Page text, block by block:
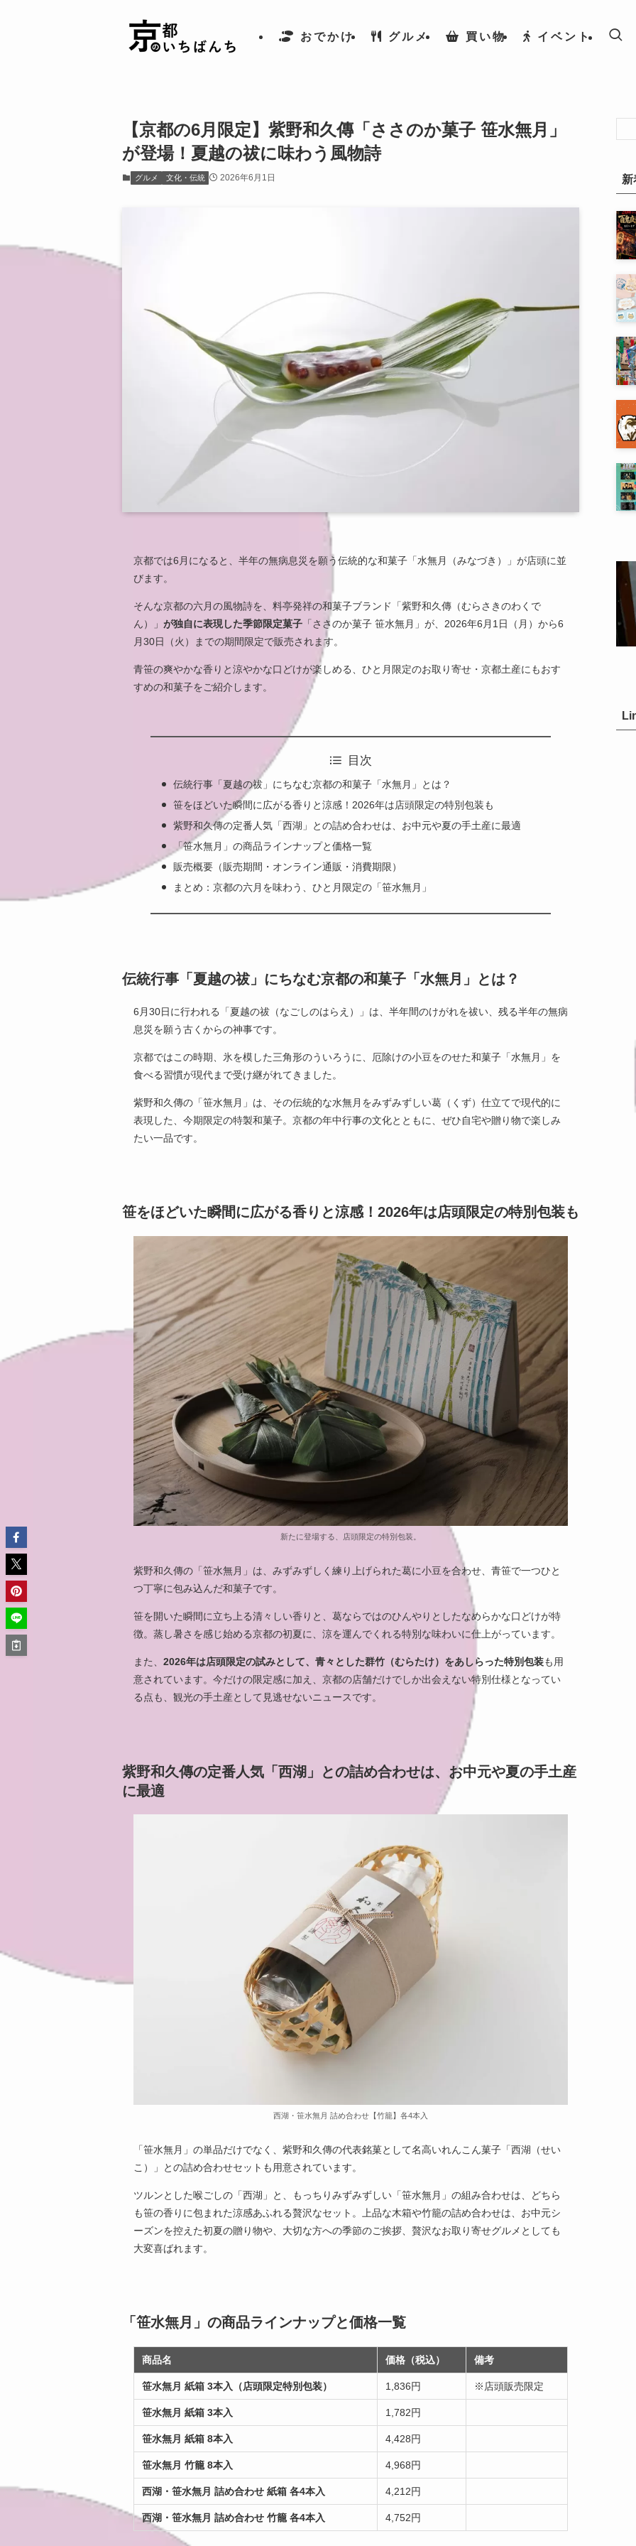
おでかけ グルメ 買い物 イベント
【京都の6月限定】紫野和久傳「ささのか菓子 笹水無月」
が登場！夏越の祓に味わう風物詩
グルメ 文化・伝統 2026年6月1日
京都では6月になると、半年の無病息災を願う伝統的な和菓子「水無月（みなづき）」が店頭に並
びます。
そんな京都の六月の風物詩を、料亭発祥の和菓子ブランド「紫野和久傳（むらさきのわくで
ん）」 が独自に表現した季節限定菓子 「ささのか菓子 笹水無月」が、2026年6月1日（月）から6
月30日（火）までの期間限定で販売されます。
青笹の爽やかな香りと涼やかな口どけが楽しめる、ひと月限定のお取り寄せ・京都土産にもおす
すめの和菓子をご紹介します。
目次
伝統行事「夏越の祓」にちなむ京都の和菓子「水無月」とは？
笹をほどいた瞬間に広がる香りと涼感！2026年は店頭限定の特別包装も
紫野和久傳の定番人気「西湖」との詰め合わせは、お中元や夏の手土産に最適
「笹水無月」の商品ラインナップと価格一覧
販売概要（販売期間・オンライン通販・消費期限）
まとめ：京都の六月を味わう、ひと月限定の「笹水無月」
伝統行事「夏越の祓」にちなむ京都の和菓子「水無月」とは？
6月30日に行われる「夏越の祓（なごしのはらえ）」は、半年間のけがれを祓い、残る半年の無病
息災を願う古くからの神事です。
京都ではこの時期、氷を模した三角形のういろうに、厄除けの小豆をのせた和菓子「水無月」を
食べる習慣が現代まで受け継がれてきました。
紫野和久傳の「笹水無月」は、その伝統的な水無月をみずみずしい葛（くず）仕立てで現代的に
表現した、今期限定の特製和菓子。京都の年中行事の文化とともに、ぜひ自宅や贈り物で楽しみ
たい一品です。
笹をほどいた瞬間に広がる香りと涼感！2026年は店頭限定の特別包装も
新たに登場する、店頭限定の特別包装。
紫野和久傳の「笹水無月」は、みずみずしく練り上げられた葛に小豆を合わせ、青笹で一つひと
つ丁寧に包み込んだ和菓子です。
笹を開いた瞬間に立ち上る清々しい香りと、葛ならではのひんやりとしたなめらかな口どけが特
徴。蒸し暑さを感じ始める京都の初夏に、涼を運んでくれる特別な味わいに仕上がっています。
また、 2026年は店頭限定の試みとして、青々とした群竹（むらたけ）をあしらった特別包装も用
意されています。今だけの限定感に加え、京都の店舗だけでしか出会えない特別仕様となってい
る点も、観光の手土産として見逃せないニュースです。
紫野和久傳の定番人気「西湖」との詰め合わせは、お中元や夏の手土産
に最適
西湖・笹水無月 詰め合わせ【竹籠】各4本入
「笹水無月」の単品だけでなく、紫野和久傳の代表銘菓として名高いれんこん菓子「西湖（せい
こ）」との詰め合わせセットも用意されています。
ツルンとした喉ごしの「西湖」と、もっちりみずみずしい「笹水無月」の組み合わせは、どちら
も笹の香りに包まれた涼感あふれる贅沢なセット。上品な木箱や竹籠の詰め合わせは、お中元シ
ーズンを控えた初夏の贈り物や、大切な方への季節のご挨拶、贅沢なお取り寄せグルメとしても
大変喜ばれます。
「笹水無月」の商品ラインナップと価格一覧
商品名 価格（税込） 備考
笹水無月 紙箱 3本入（店頭限定特別包装） 1,836円 ※店頭販売限定
笹水無月 紙箱 3本入 1,782円
笹水無月 紙箱 8本入 4,428円
笹水無月 竹籠 8本入 4,968円
西湖・笹水無月 詰め合わせ 紙箱 各4本入 4,212円
西湖・笹水無月 詰め合わせ 竹籠 各4本入 4,752円